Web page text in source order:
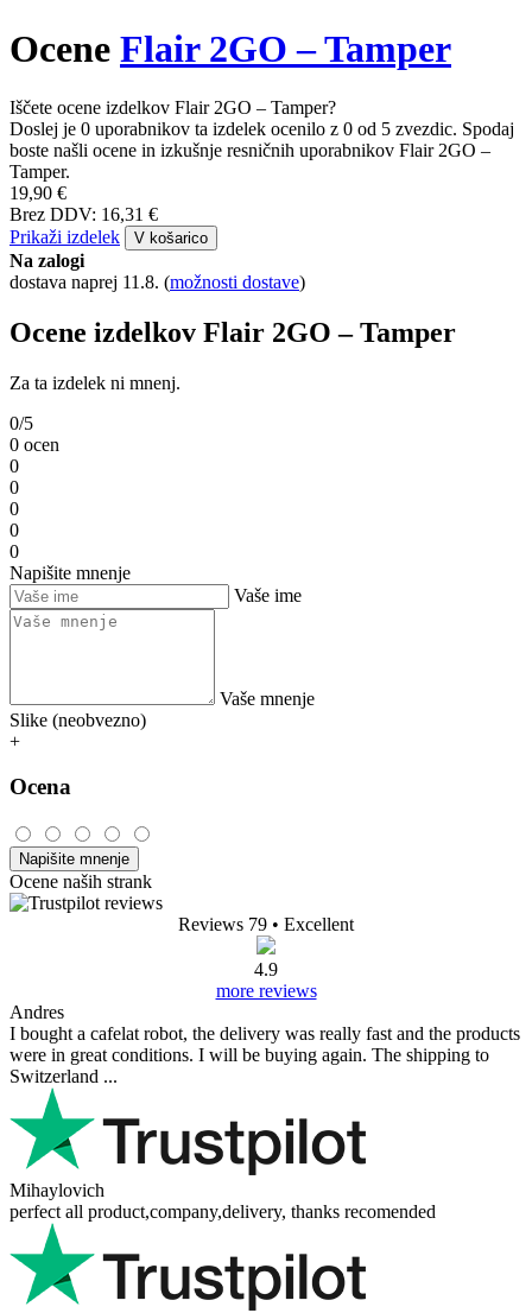
Ocene Flair 2GO – Tamper
Iščete ocene izdelkov Flair 2GO – Tamper?
Doslej je 0 uporabnikov ta izdelek ocenilo z 0 od 5 zvezdic. Spodaj
boste našli ocene in izkušnje resničnih uporabnikov Flair 2GO –
Tamper.
19,90 €
Brez DDV: 16,31 €
Prikaži izdelek
V košarico
Na zalogi
dostava naprej 11.8. (možnosti dostave)
Ocene izdelkov Flair 2GO – Tamper
Za ta izdelek ni mnenj.
0/5
0 ocen
0
0
0
0
0
Napišite mnenje
Vaše ime
Vaše mnenje
Slike (neobvezno)
+
Ocena
Napišite mnenje
Ocene naših strank
Reviews 79 • Excellent
4.9
more reviews
Andres
I bought a cafelat robot, the delivery was really fast and the products
were in great conditions. I will be buying again. The shipping to
Switzerland ...
Mihaylovich
perfect all product,company,delivery, thanks recomended